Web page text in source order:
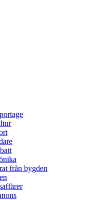
från bygden